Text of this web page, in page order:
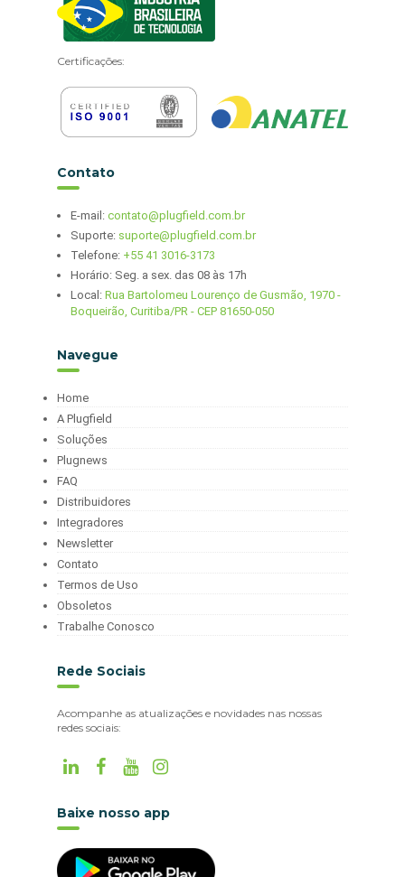
Certificações:
Contato
E-mail:contato@plugfield.com.br
Suporte: suporte@plugfield.com.br
Telefone: +55 41 3016-3173
Horário: Seg. a sex. das 08 às 17h
Local:Rua Bartolomeu Lourenço de Gusmão, 1970 -
Boqueirão, Curitiba/PR - CEP 81650-050
Navegue
Home
A Plugfield
Soluções
Plugnews
FAQ
Distribuidores
Integradores
Newsletter
Contato
Termos de Uso
Obsoletos
Trabalhe Conosco
Rede Sociais
Acompanhe as atualizações e novidades nas nossas
redes sociais:
Baixe nosso app